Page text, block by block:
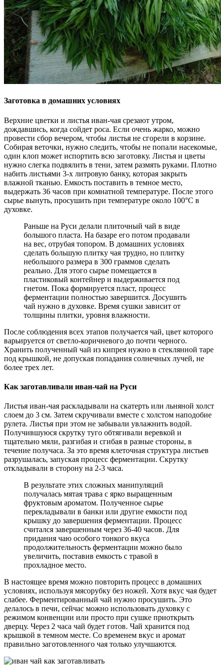
Заготовка в домашних условиях
Верхние цветки и листья иван-чая срезают утром,
дождавшись, когда сойдет роса. Если очень жарко, можно
провести сбор вечером, чтобы листья не сгорели в корзине.
Собирая веточки, нужно следить, чтобы не попали насекомые,
один клоп может испортить всю заготовку. Листья и цветы
нужно слегка подвялить в тени, затем размять руками. Плотно
набить листьями 3-х литровую банку, которая закрыть
влажной тканью. Емкость поставить в темное место,
выдержать 36 часов при комнатной температуре. После этого
сырье вынуть, просушить при температуре около 100°С в
духовке.
Раньше на Руси делали плиточный чай в виде
большого пласта. На базаре его потом продавали
на вес, отрубая топором. В домашних условиях
сделать большую плитку чая трудно, но плитку
небольшого размера в 300 граммов сделать
реально. Для этого сырье помещается в
пластиковый контейнер и выдерживается под
гнетом. Пока формируется пласт, процесс
ферментации полностью завершится. Досушить
чай нужно в духовке. Время сушки зависит от
толщины плитки, уровня влажности.
После соблюдения всех этапов получается чай, цвет которого
варьируется от светло-коричневого до почти черного.
Хранить полученный чай из кипрея нужно в стеклянной таре
под крышкой, не допуская попадания солнечных лучей, не
более трех лет.
Как заготавливали иван-чай на Руси
Листья иван-чая раскладывали на скатерть или льняной холст
слоем до 3 см. Затем скручивали вместе с холстом наподобие
рулета. Листья при этом не забывали увлажнить водой.
Получившуюся скрутку туго обтягивали веревкой и
тщательно мяли, разгибая и сгибая в разные стороны, в
течение получаса. За это время клеточная структура листьев
разрушалась, запуская процесс ферментации. Скрутку
откладывали в сторону на 2-3 часа.
В результате этих сложных манипуляций
получалась мятая трава с ярко выращенным
фруктовым ароматом. Полученное сырье
перекладывали в банки или другие емкости под
крышку до завершения ферментации. Процесс
считался завершенным через 36-40 часов. Для
придания чаю особого тонкого вкуса
продолжительность ферментации можно было
увеличить, поставив емкость с травой в
прохладное место.
В настоящее время можно повторить процесс в домашних
условиях, используя мясорубку без ножей. Хотя вкус чая будет
слабее. Ферментированный чай нужно просушить. Это
делалось в печи, сейчас можно использовать духовку с
режимом конвенции или просто при сушке приоткрыть
дверцу. Через 2 часа чай будет готов. Чай хранится под
крышкой в темном месте. Со временем вкус и аромат
правильно заготовленного чая только улучшаются.